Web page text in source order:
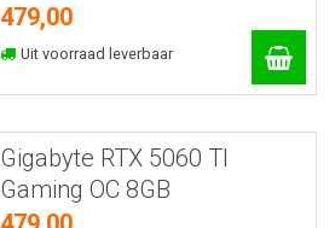
479,00
Uit voorraad leverbaar
Gigabyte RTX 5060 TI
Gaming OC 8GB